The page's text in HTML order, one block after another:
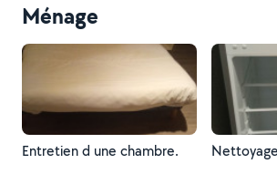
Ménage
Entretien d une chambre.